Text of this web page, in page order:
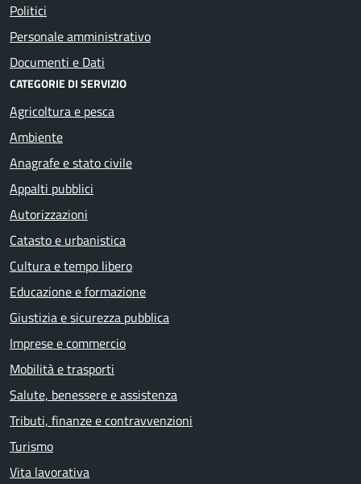
Politici
Personale amministrativo
Documenti e Dati
CATEGORIE DI SERVIZIO
Agricoltura e pesca
Ambiente
Anagrafe e stato civile
Appalti pubblici
Autorizzazioni
Catasto e urbanistica
Cultura e tempo libero
Educazione e formazione
Giustizia e sicurezza pubblica
Imprese e commercio
Mobilità e trasporti
Salute, benessere e assistenza
Tributi, finanze e contravvenzioni
Turismo
Vita lavorativa